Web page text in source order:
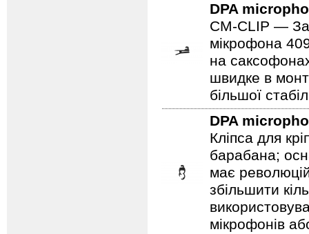
DPA
CM-CLIP —
мікрофона
на
швидке в
більшої
DPA
Кліпса для
барабана;
має
збільшити
мікрофонів